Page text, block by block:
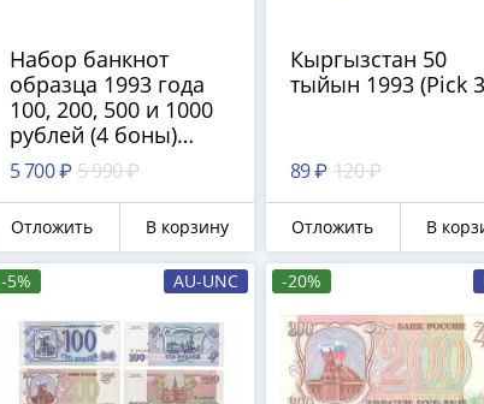
Набор банкнот
образца 1993 года
100, 200, 500 и 1000
рублей (4 боны)
ПРЕСС
5 700 ₽ 5 990 ₽
Отложить В корзину
Кыргызстан 50
тыйын 1993 (Pick
89 ₽ 120 ₽
Отложить В
-5% AU-UNC -20%